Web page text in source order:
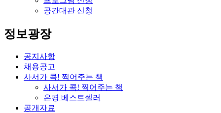
공간대관 신청
정보광장
공지사항
채용공고
사서가 콕! 찍어주는 책
사서가 콕! 찍어주는 책
은평 베스트셀러
공개자료